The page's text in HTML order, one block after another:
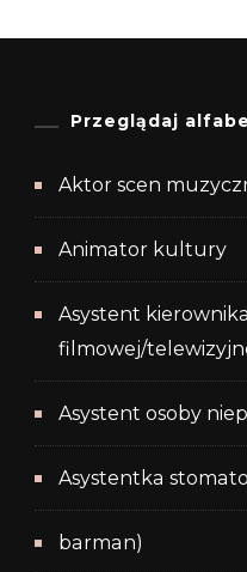
Przeglądaj
Aktor scen
Animator kultury
Asystent
filmowej/
Asystent osoby
Asystentka
barman)